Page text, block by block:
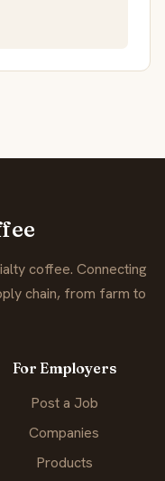
coffee. Connecting
chain, from farm to
For Employers
Post a Job
Companies
Products